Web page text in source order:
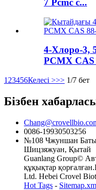
7 Pcmc с...
4-Хлоро-3,
PCMX CAS
1 23456Келесі >>> 1/7 бет
Бізбен
0086-19930503256
№108 Чжуншан
Шицзяжуан, Қытай
Guanlang Group©
құқықтар
Ltd. Hebei Crovel
Hot Tags -